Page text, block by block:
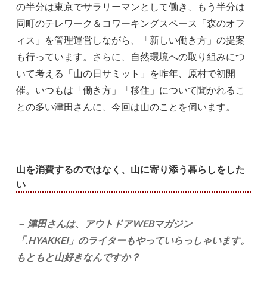
の半分は東京でサラリーマンとして働き、もう半分は
同町のテレワーク＆コワーキングスペース「森のオフ
ィス」を管理運営しながら、「新しい働き方」の提案
も行っています。さらに、自然環境への取り組みにつ
いて考える「山の日サミット」を昨年、原村で初開
催。いつもは「働き方」「移住」について聞かれるこ
との多い津田さんに、今回は山のことを伺います。
山を消費するのではなく、山に寄り添う暮らしをした
い
－ 津田さんは、アウトドアWEBマガジン
「.HYAKKEI」のライターもやっていらっしゃいます。
もともと山好きなんですか？